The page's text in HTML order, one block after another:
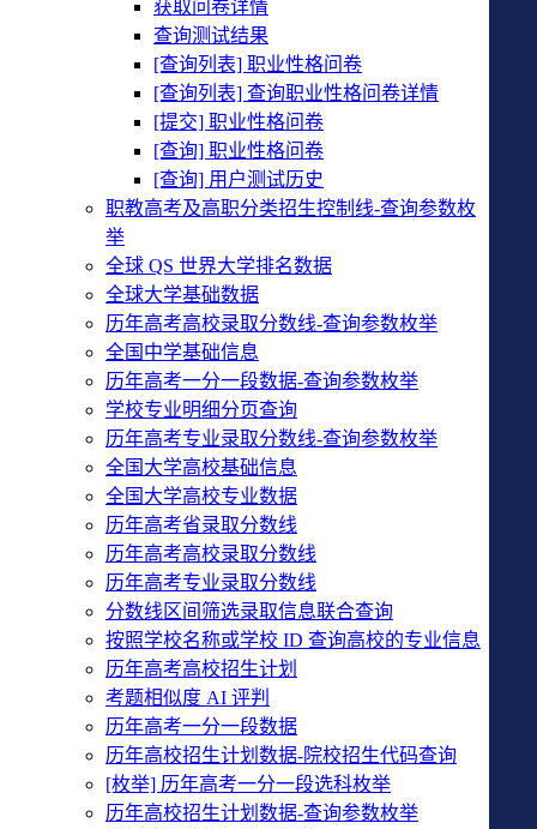
获取问卷详情
查询测试结果
[查询列表] 职业性格问卷
[查询列表] 查询职业性格问卷详情
[提交] 职业性格问卷
[查询] 职业性格问卷
[查询] 用户测试历史
职教高考及高职分类招生控制线-查询参数枚
举
全球 QS 世界大学排名数据
全球大学基础数据
历年高考高校录取分数线-查询参数枚举
全国中学基础信息
历年高考一分一段数据-查询参数枚举
学校专业明细分页查询
历年高考专业录取分数线-查询参数枚举
全国大学高校基础信息
全国大学高校专业数据
历年高考省录取分数线
历年高考高校录取分数线
历年高考专业录取分数线
分数线区间筛选录取信息联合查询
按照学校名称或学校 ID 查询高校的专业信息
历年高考高校招生计划
考题相似度 AI 评判
历年高考一分一段数据
历年高校招生计划数据-院校招生代码查询
[枚举] 历年高考一分一段选科枚举
历年高校招生计划数据-查询参数枚举